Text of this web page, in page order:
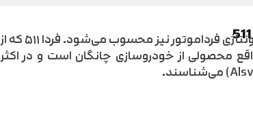
فردا ۵۱۱؛ خودرویی که البته نخستین سدان مونتاژی فرداموتور نیز محسوب می‌شود. فردا ۵۱۱ که از
در واقع محصولی از خودروسازی چانگان است و در اکثر